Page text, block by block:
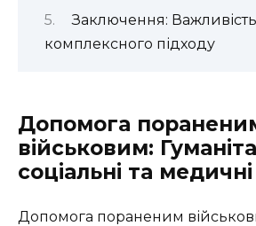
Заключення: Важливість
комплексного підходу
Допомога
військовим:
соціальні та
Допомога пораненим